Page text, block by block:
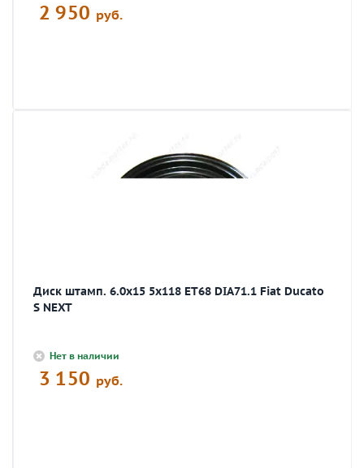
2 950 руб.
Диск штамп. 6.0x15 5x118 ET68 DIA71.1 Fiat Ducato
S NEXT
Нет в наличии
3 150 руб.